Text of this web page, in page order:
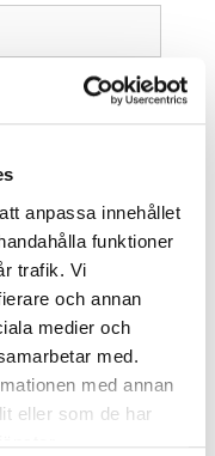
anpassa innehållet
funktioner
trafik. Vi
och annan
medier och
med.
med annan
eller som de har